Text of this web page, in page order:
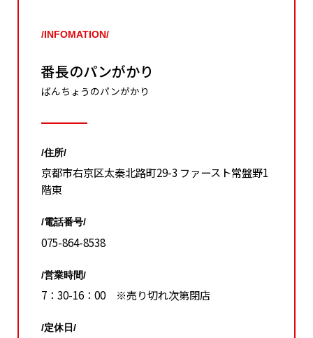
/INFOMATION/
番長のパンがかり
ばんちょうのパンがかり
/住所/
京都市右京区太秦北路町29-3 ファースト常盤野1
階東
/電話番号/
075-864-8538
/営業時間/
7：30-16：00 ※売り切れ次第閉店
/定休日/